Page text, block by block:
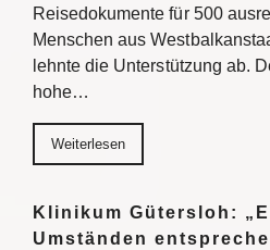
Reisedokumente für 500
Menschen aus
lehnte die Unterstützung ab.
hohe…
Weiterlesen
Klinikum Gütersloh:
Umständen